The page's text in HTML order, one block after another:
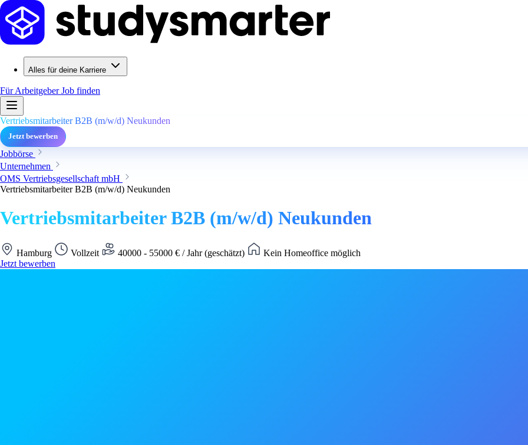
Alles für deine Karriere
Für ArbeitgeberJob finden
Vertriebsmitarbeiter B2B (m/w/d) Neukunden
Jetzt bewerben
Jobbörse
Unternehmen
OMS Vertriebsgesellschaft mbH
Vertriebsmitarbeiter B2B (m/w/d) Neukunden
Vertriebsmitarbeiter B2B (m/w/d) Neukunden
Hamburg Vollzeit 40000 - 55000 € / Jahr (geschätzt)
Kein Homeoffice möglich
Jetzt bewerben